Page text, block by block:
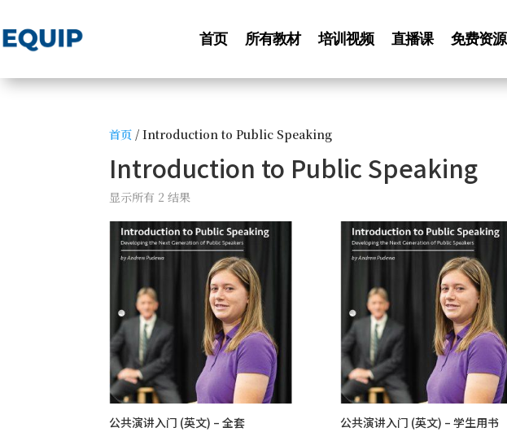
首页 所有教材 培训视频 直播课 免费资源
首页 / Introduction to Public Speaking
Introduction to Public Speaking
显示所有 2 结果
公共演讲入门 (英文) – 全套
公共演讲入门 (英文) – 学生用书